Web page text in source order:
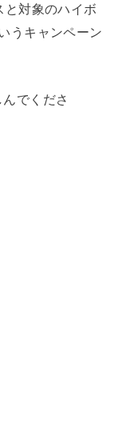
対象のハイボ
うキャンペーン
でくださ